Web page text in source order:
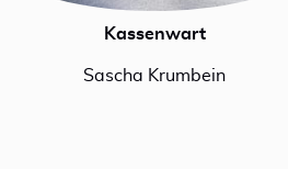
Kassenwart
Sascha Krumbein